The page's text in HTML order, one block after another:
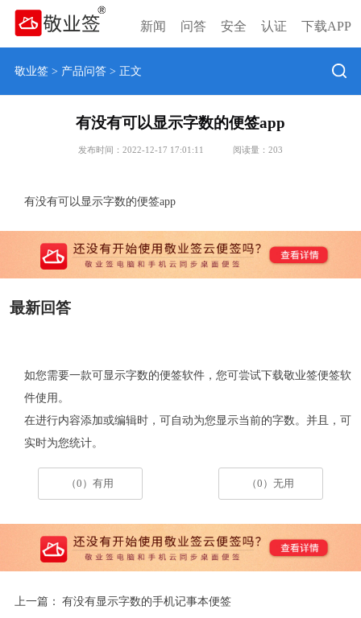
新闻 问答 安全 认证 下载APP
敬业签> 产品问答> 正文
有没有可以显示字数的便签app
发布时间：2022-12-17 17:01:11 阅读量： 203
有没有可以显示字数的便签app
最新回答
如您需要一款可显示字数的便签软件，您可尝试下载敬业签便签软
件使用。
在进行内容添加或编辑时，可自动为您显示当前的字数。并且，可
实时为您统计。
（0）有用 （0）无用
上一篇： 有没有显示字数的手机记事本便签